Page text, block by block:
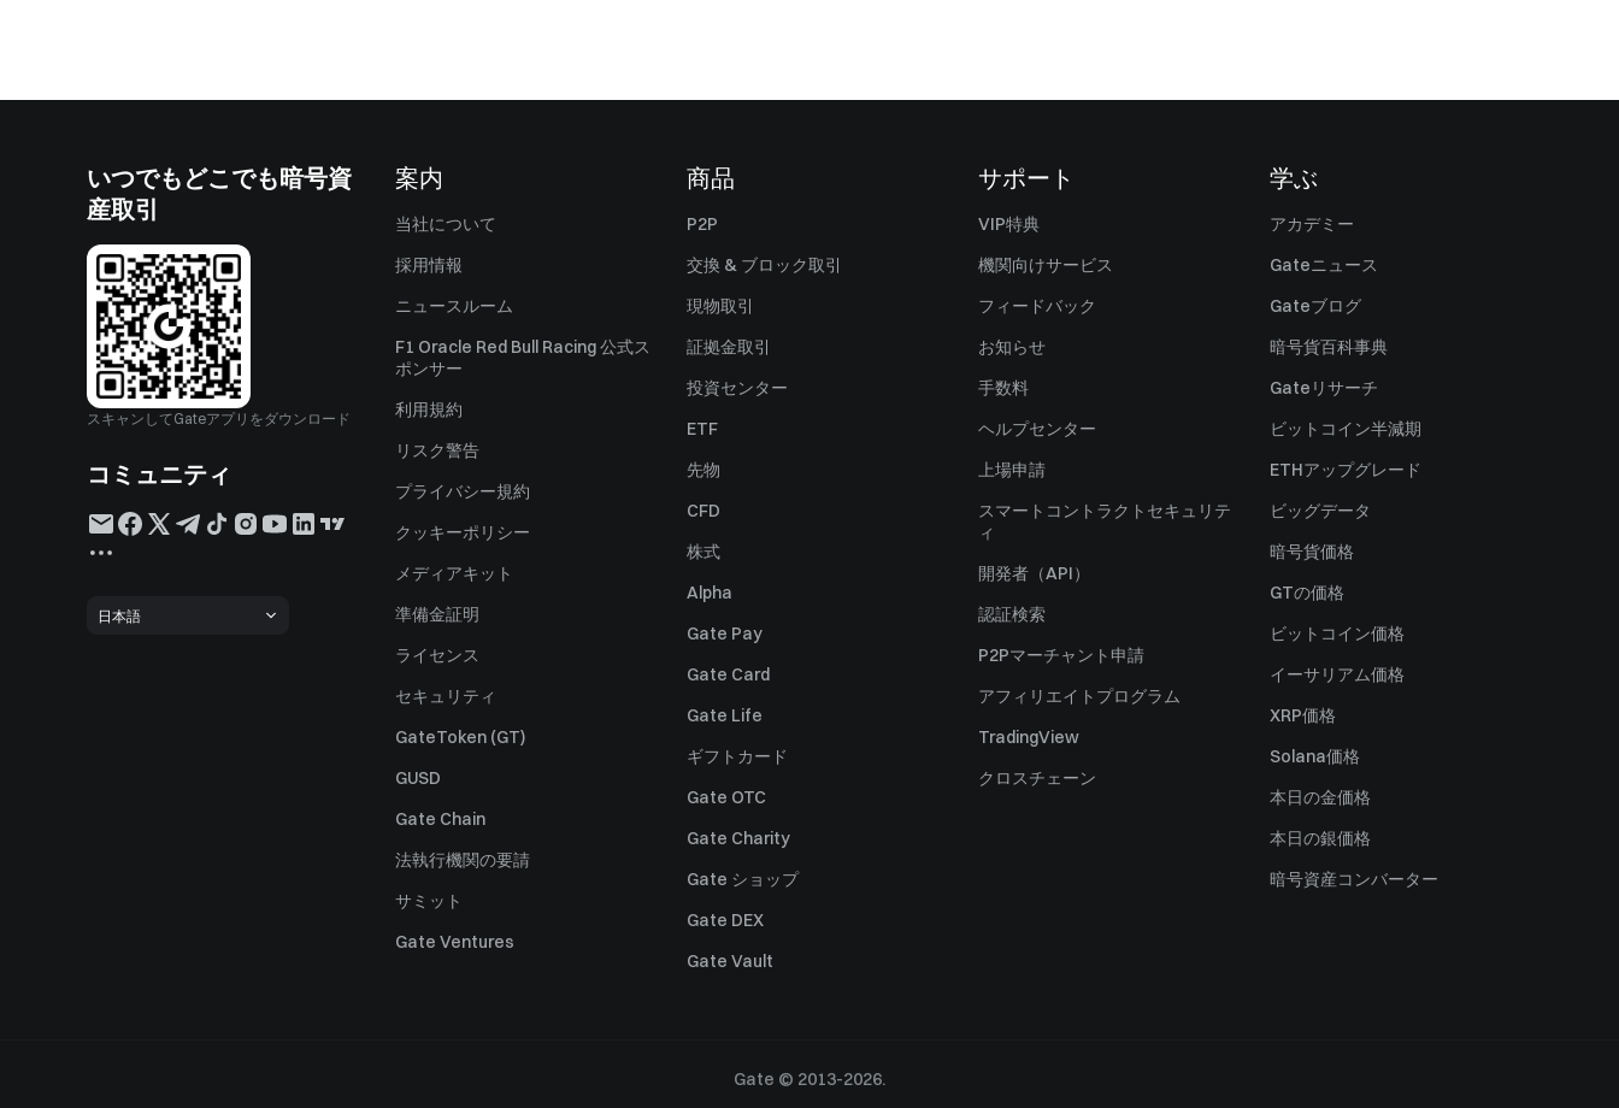
いつでもどこでも暗号資
産取引
スキャンしてGateアプリをダウンロード
コミュニティ
日本語
案内
当社について
採用情報
ニュースルーム
F1 Oracle Red Bull Racing 公式ス
ポンサー
利用規約
リスク警告
プライバシー規約
クッキーポリシー
メディアキット
準備金証明
ライセンス
セキュリティ
GateToken (GT)
GUSD
Gate Chain
法執行機関の要請
サミット
Gate Ventures
商品
P2P
交換 & ブロック取引
現物取引
証拠金取引
投資センター
ETF
先物
CFD
株式
Alpha
Gate Pay
Gate Card
Gate Life
ギフトカード
Gate OTC
Gate Charity
Gate ショップ
Gate DEX
Gate Vault
サポート
VIP特典
機関向けサービス
フィードバック
お知らせ
手数料
ヘルプセンター
上場申請
スマートコントラクトセキュリテ
ィ
開発者（API）
認証検索
P2Pマーチャント申請
アフィリエイトプログラム
TradingView
クロスチェーン
学ぶ
アカデミー
Gateニュース
Gateブログ
暗号貨百科事典
Gateリサーチ
ビットコイン半減期
ETHアップグレード
ビッグデータ
暗号貨価格
GTの価格
ビットコイン価格
イーサリアム価格
XRP価格
Solana価格
本日の金価格
本日の銀価格
暗号資産コンバーター
Gate © 2013-2026.